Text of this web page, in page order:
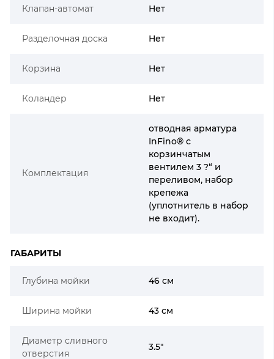
Клапан-автомат Нет
Разделочная доска Нет
Корзина Нет
Коландер Нет
Комплектация
отводная арматура
InFino® с
корзинчатым
вентилем 3 ?“ и
переливом, набор
крепежа
(уплотнитель в набор
не входит).
ГАБАРИТЫ
Глубина мойки 46 см
Ширина мойки 43 см
Диаметр сливного
отверстия
3.5"